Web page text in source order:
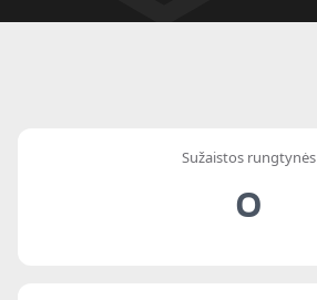
Sužaistos rungtynės
0